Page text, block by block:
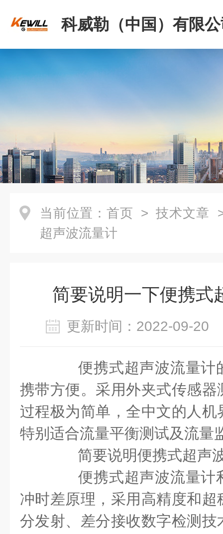
科威勒（中国）有限
当前位置： 首页 > 技术文章
超声波流量计
简要说明一下便携式
更新时间：2022-09-
便携式超声波流量计
携带方便。采用外夹式传感
过程极为简单，全中文的人
特别适合流量平衡测试及流量
简要说明便携式超声
便携式超声波流量计
冲时差原理，采用高精度和
分发射、差分接收数字检测